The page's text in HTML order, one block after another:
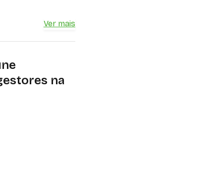
Ver mais
na